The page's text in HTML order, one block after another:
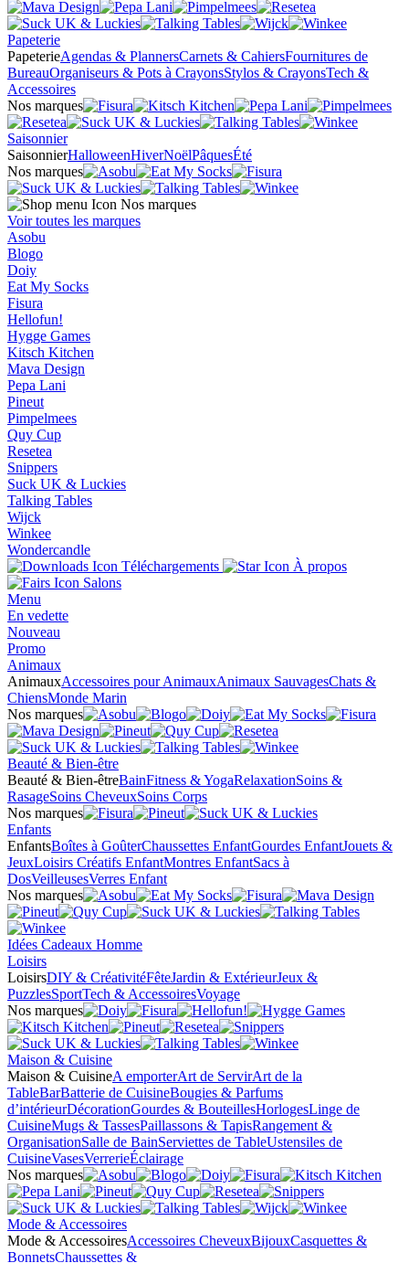
Papeterie
PapeterieAgendas & PlannersCarnets & CahiersFournitures de
BureauOrganiseurs & Pots à CrayonsStylos & CrayonsTech &
Accessoires
Nos marques
Saisonnier
SaisonnierHalloweenHiverNoëlPâquesÉté
Nos marques
Nos marques
Voir toutes les marques
Asobu
Blogo
Doiy
Eat My Socks
Fisura
Hellofun!
Hygge Games
Kitsch Kitchen
Mava Design
Pepa Lani
Pineut
Pimpelmees
Quy Cup
Resetea
Snippers
Suck UK & Luckies
Talking Tables
Wijck
Winkee
Wondercandle
Téléchargements
À propos
Salons
Menu
En vedette
Nouveau
Promo
Animaux
AnimauxAccessoires pour AnimauxAnimaux SauvagesChats &
ChiensMonde Marin
Nos marques
Beauté & Bien-être
Beauté & Bien-êtreBainFitness & YogaRelaxationSoins &
RasageSoins CheveuxSoins Corps
Nos marques
Enfants
EnfantsBoîtes à GoûterChaussettes EnfantGourdes EnfantJouets &
JeuxLoisirs Créatifs EnfantMontres EnfantSacs à
DosVeilleusesVerres Enfant
Nos marques
Idées Cadeaux Homme
Loisirs
LoisirsDIY & CréativitéFêteJardin & ExtérieurJeux &
PuzzlesSportTech & AccessoiresVoyage
Nos marques
Maison & Cuisine
Maison & CuisineA emporterArt de ServirArt de la
TableBarBatterie de CuisineBougies & Parfums
d’intérieurDécorationGourdes & BouteillesHorlogesLinge de
CuisineMugs & TassesPaillassons & TapisRangement &
OrganisationSalle de BainServiettes de TableUstensiles de
CuisineVasesVerrerieÉclairage
Nos marques
Mode & Accessoires
Mode & AccessoiresAccessoires CheveuxBijouxCasquettes &
BonnetsChaussettes &